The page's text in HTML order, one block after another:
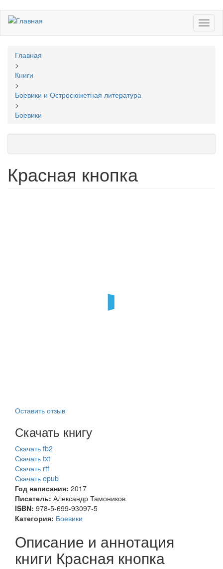
Перейти
основному
Вы
здесь
Главная
>
Книги
>
Боевики и Остросюжетная литература
>
Боевики
Красная кнопка
Оставить отзыв
Скачать книгу
Скачать fb2
Скачать txt
Скачать rtf
Скачать epub
Год написания: 2017
Писатель: Александр Тамоников
ISBN: 978-5-699-93097-5
Категория: Боевики
Описание и аннотация
книги Красная кнопка